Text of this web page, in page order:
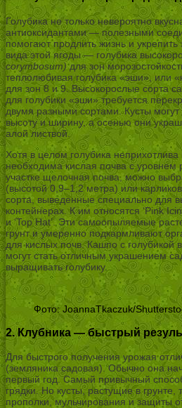
Голубика не только невероятно
антиоксидантами — полезными
помогают продлить жизнь и
вида этой ягоды — голубика
corymbosum)для зон
теплолюбивая голубика «эши», или
для зон 8 и 9. Высокорослые сорта
для голубики «эши» требуется
двумя разными сортами. Кусты могут
высоту и ширину, а осенью они
алой листвой.
Хотя в целом голубика
необходима кислая почва с уровнем
участке щелочная почва, можно
(высотой 0,9–1,2 метра) или
сорта, выведенные специально для
контейнерах. К им относятся ‘Pink
и ‘Top Hat’. Эти самоопыляемые
грунт и умеренно подкармливают
для кислых почв. Кашпо с голубикой
могут стать отличным украшением
выращивать голубику.
Фото: JoannaTkaczuk/
2. Клубника — быстрый
Для быстрого получения урожая
(земляника садовая). Обычно она
первый год. Самый привычный
грядки. Но кусты, растущие в грунте,
прополки, мульчирования и защиты